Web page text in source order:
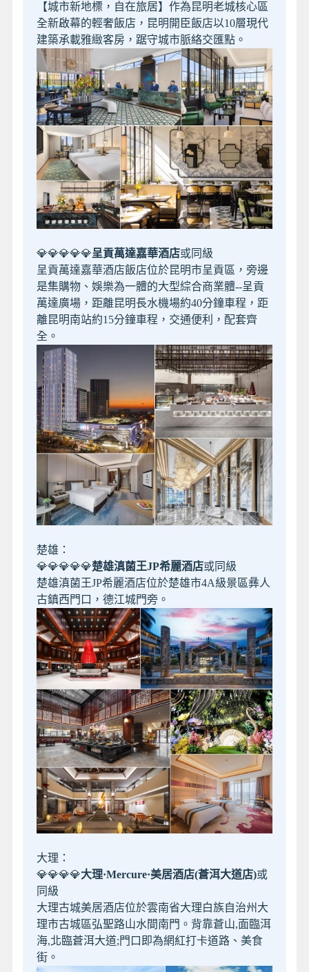
【城市新地標，自在旅居】作為昆明老城核心區
全新啟幕的輕奢飯店，昆明開臣飯店以10層現代
建築承載雅緻客房，踞守城市脈絡交匯點。
💎💎💎💎💎呈貢萬達嘉華酒店或同級
呈貢萬達嘉華酒店飯店位於昆明市呈貢區，旁邊
是集購物、娛樂為一體的大型綜合商業體--呈貢
萬達廣場，距離昆明長水機場約40分鐘車程，距
離昆明南站約15分鐘車程，交通便利，配套齊
全。
楚雄：
💎💎💎💎💎楚雄滇菌王JP希麗酒店或同級
楚雄滇菌王JP希麗酒店位於楚雄市4A級景區彝人
古鎮西門口，德江城門旁。
大理：
💎💎💎💎大理·Mercure·美居酒店(蒼洱大道店)或
同級
大理古城美居酒店位於雲南省大理白族自治州大
理市古城區弘聖路山水間南門。背靠蒼山,面臨洱
海,北臨蒼洱大道;門口即為網紅打卡道路、美食
街。